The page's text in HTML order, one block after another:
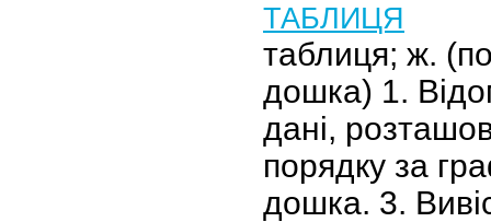
ТАБЛИЦЯ
таблиця; ж.
дошка) 1.
дані,
порядку за
дошка. 3.